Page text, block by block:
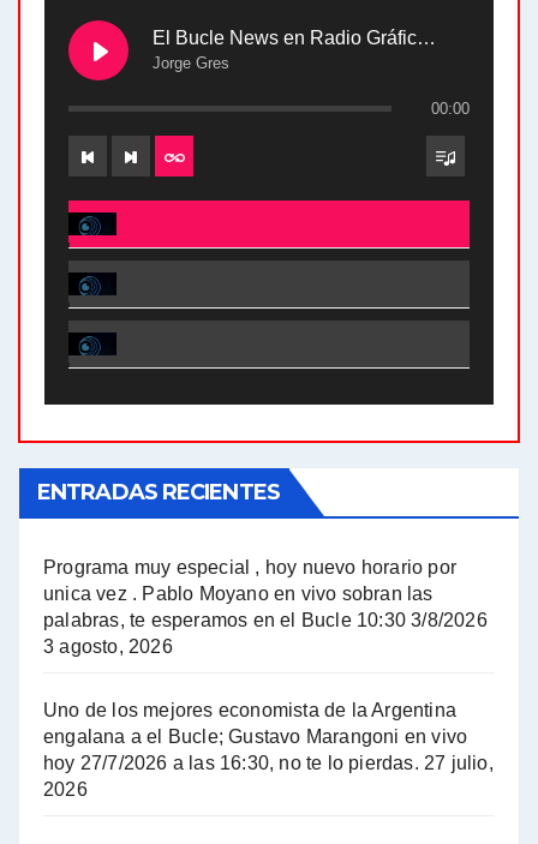
El Bucle News en Radio Gráfica. Bloque 2 . 28.04.24
Jorge Gres
00:00
El Bucle News en Radio Gráfica. Bloque 2 . 28.04.24 - Jorge Gres
El Bucle News en Radio Gráfica. Bloque 1 . 28.04.24 - Jorge Gres
El Bucle News en Radio Gráfica. Bloque 2 . 21.04.24 - Jorge Gres
A mayor poder al empresariado le cuesta encontrar resistencia - Jose Urtubey con Jorge Gres
Hugo Yasky : Día de la Militancia - Hugo Yasky con Jorge Gres
ENTRADAS RECIENTES
Programa muy especial , hoy nuevo horario por
unica vez . Pablo Moyano en vivo sobran las
palabras, te esperamos en el Bucle 10:30 3/8/2026
3 agosto, 2026
Uno de los mejores economista de la Argentina
engalana a el Bucle; Gustavo Marangoni en vivo
hoy 27/7/2026 a las 16:30, no te lo pierdas. 27 julio,
2026